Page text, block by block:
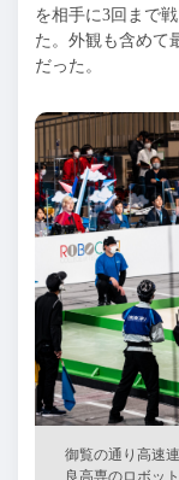
を相手に3回まで
た。外観も含めて
だった。
御覧の通り高速
良高専のロボッ